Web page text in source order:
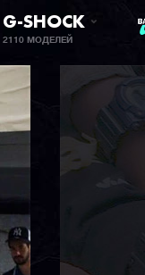
G-SHOCK
2110 МОДЕЛЕЙ